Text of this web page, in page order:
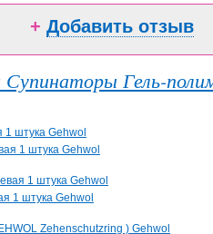
+ Добавить отзыв
Гель-
1 штука Gehwol
1 штука Gehwol